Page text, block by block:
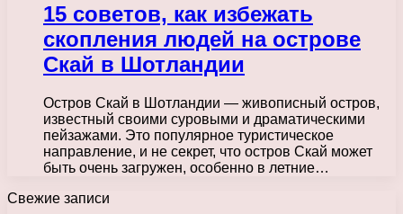
15 советов, как избежать
скопления людей на острове
Скай в Шотландии
Остров Скай в Шотландии — живописный остров,
известный своими суровыми и драматическими
пейзажами. Это популярное туристическое
направление, и не секрет, что остров Скай может
быть очень загружен, особенно в летние…
Свежие записи